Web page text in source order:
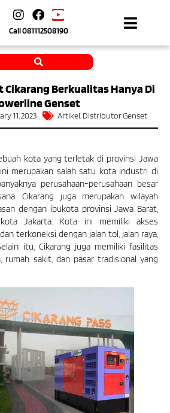
Call081112508190
Cikarang Berkualitas Hanya Di
Genset
11, 2023 Artikel Distributor Genset
kota yang terletak di provinsi Jawa
merupakan salah satu kota industri di
perusahaan-perusahaan besar
Cikarang juga merupakan wilayah
dengan ibukota provinsi Jawa Barat,
Jakarta. Kota ini memiliki akses
terkoneksi dengan jalan tol, jalan raya,
itu, Cikarang juga memiliki fasilitas
rumah sakit, dan pasar tradisional yang